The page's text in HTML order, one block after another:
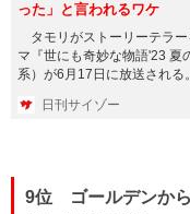
った」と言われるワケ
タモリがストーリーテラー
マ『世にも奇妙な物語'23 夏
系）が6月17日に放送される
日刊サイゾー
9位 ゴールデンか